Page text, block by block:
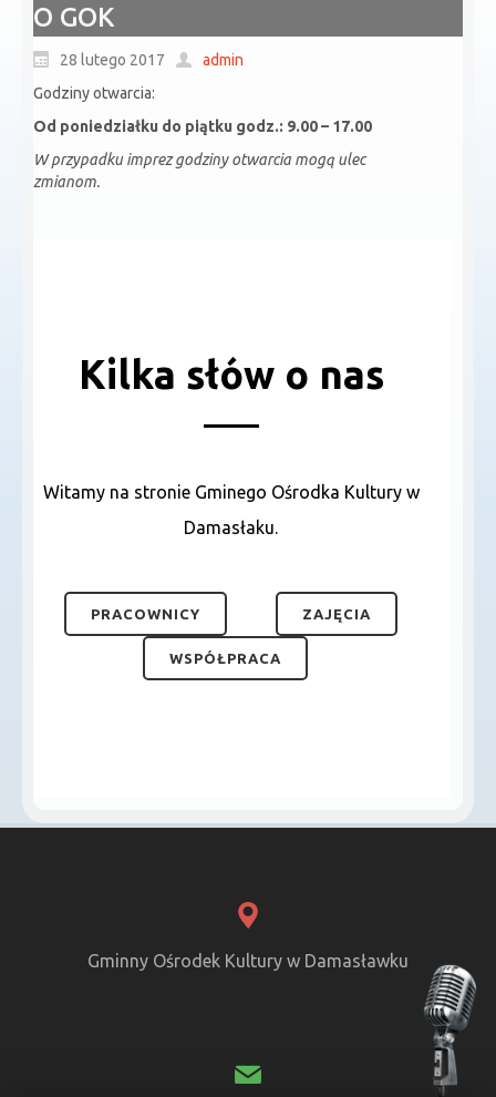
O GOK
28 lutego 2017
admin
Godziny otwarcia:
Od poniedziałku do piątku godz.: 9.00 – 17.00
W przypadku imprez godziny otwarcia mogą ulec
zmianom.
Kilka słów o nas
Witamy na stronie Gminego Ośrodka Kultury w
Damasłaku.
PRACOWNICY ZAJĘCIA
WSPÓŁPRACA
Gminny Ośrodek Kultury w Damasławku